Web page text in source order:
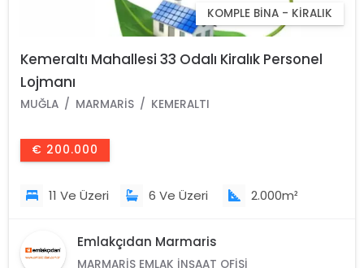
KOMPLE BINA - KIRALIK
Kemeraltı Mahallesi 33 Odalı Kiralık Personel
Lojmanı
MUĞLA MARMARIS KEMERALTI
€ 200.000
11 Ve Üzeri 6 Ve Üzeri 2.000m²
Emlakçıdan Marmaris
MARMARIS EMLAK İNŞAAT OFISI